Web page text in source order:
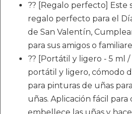
?? [Regalo perfecto] Este
regalo perfecto para el
de San Valentín,
para sus amigos o
?? [Portátil y ligero - 5 ml
portátil y ligero, cómodo
para pinturas de uñas
uñas. Aplicación fácil para